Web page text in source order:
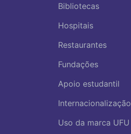
Bibliotecas
Hospitais
Restaurantes
Fundações
Apoio estudantil
Internacionalização
Uso da marca UFU